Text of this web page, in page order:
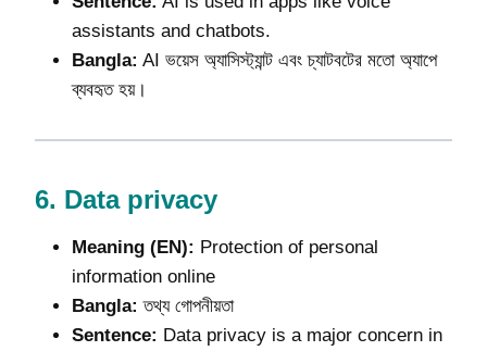
assistants and chatbots.
Bangla: AI ভয়েস অ্যাসিস্ট্যান্ট এবং চ্যাটবটের মতো অ্যাপে
ব্যবহৃত হয়।
6. Data privacy
Meaning (EN): Protection of personal
information online
Bangla: তথ্য গোপনীয়তা
Sentence: Data privacy is a major concern in